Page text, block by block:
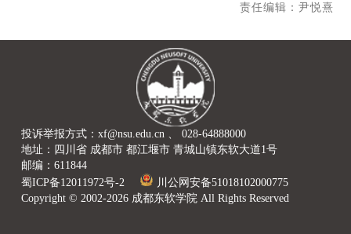
责任编辑：尹悦熹
投诉举报方式：xf@nsu.edu.cn 、 028-64888000
地址：四川省 成都市 都江堰市 青城山镇东软大道1号
邮编：611844
蜀ICP备12011972号-2
川公网安备51018102000775
Copyright © 2002-2026 成都东软学院 All Rights Reserved